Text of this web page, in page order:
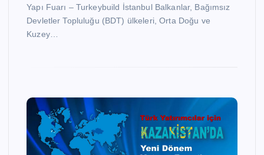
Yapı Fuarı – Turkeybuild İstanbul Balkanlar, Bağımsız
Devletler Topluluğu (BDT) ülkeleri, Orta Doğu ve
Kuzey…